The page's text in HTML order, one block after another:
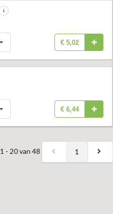
€ 5,02
€ 6,44
1 - 20 van 48
1